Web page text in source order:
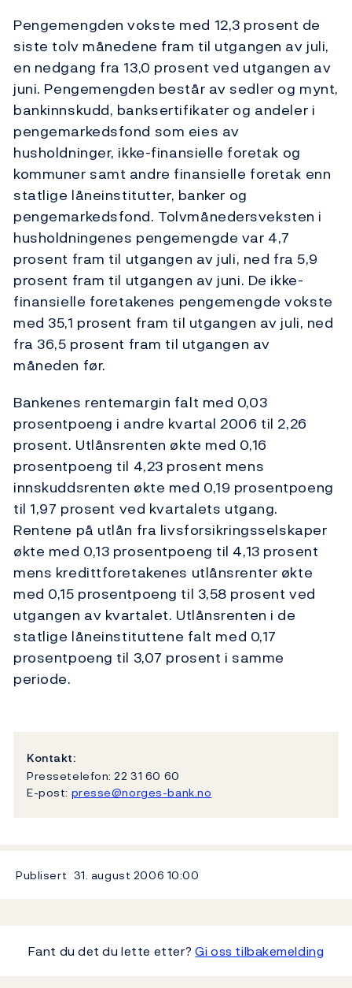
Pengemengden vokste med 12,3 prosent de
siste tolv månedene fram til utgangen av juli,
en nedgang fra 13,0 prosent ved utgangen av
juni. Pengemengden består av sedler og mynt,
bankinnskudd, banksertifikater og andeler i
pengemarkedsfond som eies av
husholdninger, ikke-finansielle foretak og
kommuner samt andre finansielle foretak enn
statlige låneinstitutter, banker og
pengemarkedsfond. Tolvmånedersveksten i
husholdningenes pengemengde var 4,7
prosent fram til utgangen av juli, ned fra 5,9
prosent fram til utgangen av juni. De ikke-
finansielle foretakenes pengemengde vokste
med 35,1 prosent fram til utgangen av juli, ned
fra 36,5 prosent fram til utgangen av
måneden før.
Bankenes rentemargin falt med 0,03
prosentpoeng i andre kvartal 2006 til 2,26
prosent. Utlånsrenten økte med 0,16
prosentpoeng til 4,23 prosent mens
innskuddsrenten økte med 0,19 prosentpoeng
til 1,97 prosent ved kvartalets utgang.
Rentene på utlån fra livsforsikringsselskaper
økte med 0,13 prosentpoeng til 4,13 prosent
mens kredittforetakenes utlånsrenter økte
med 0,15 prosentpoeng til 3,58 prosent ved
utgangen av kvartalet. Utlånsrenten i de
statlige låneinstituttene falt med 0,17
prosentpoeng til 3,07 prosent i samme
periode.
Kontakt:
Pressetelefon: 22 31 60 60
E-post: presse@norges-bank.no
Publisert 31. august 2006 10:00
Fant du det du lette etter?Gi oss tilbakemelding